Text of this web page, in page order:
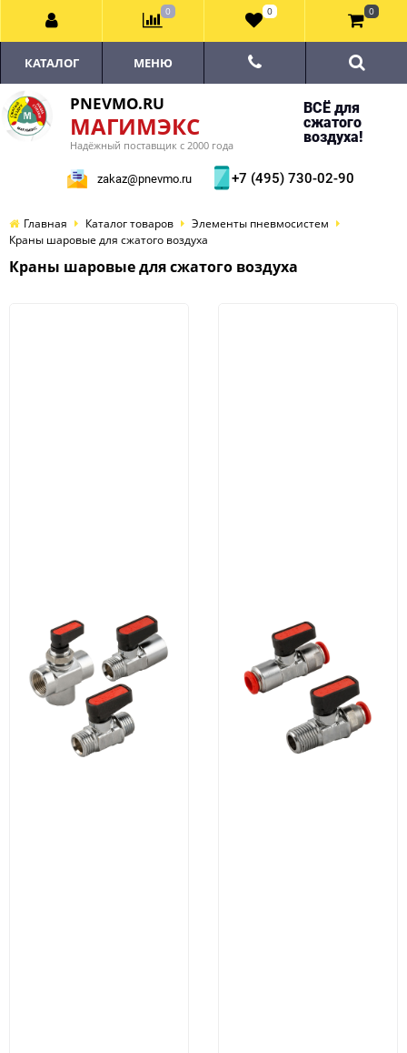
PNEVMO.RU
МАГИМЭКС
Надёжный поставщик с 2000 года
ВСЁ для
сжатого
воздуха!
zakaz@pnevmo.ru +7 (495) 730-02-90
КАТАЛОГ МЕНЮ
Главная Каталог товаров
Элементы пневмосистем
Краны шаровые для сжатого воздуха
Краны шаровые для сжатого воздуха
0 0 0